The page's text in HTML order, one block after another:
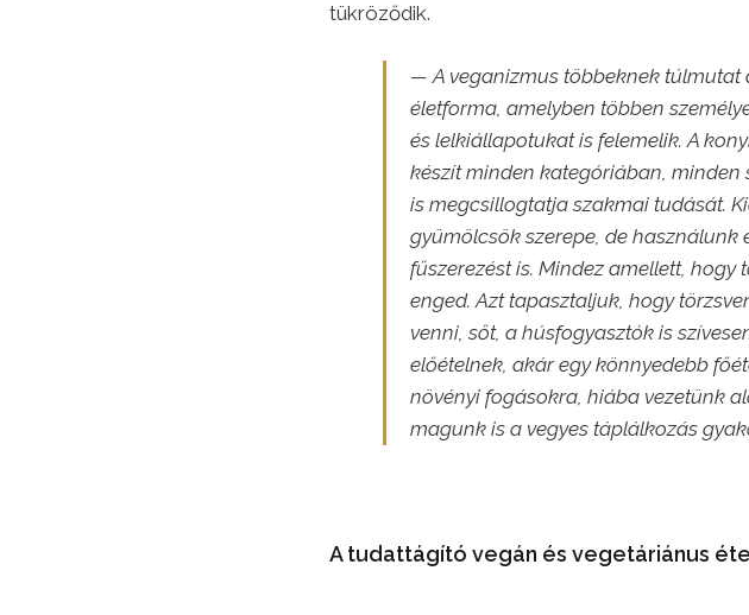
tükröződik.
— A veganizmus többeknek túlmutat
életforma, amelyben többen
és lelkiállapotukat is felemelik. A
készít minden kategóriában, minden
is megcsillogtatja szakmai tudását.
gyümölcsök szerepe, de
fűszerezést is. Mindez amellett,
enged. Azt tapasztaljuk, hogy
venni, sőt, a húsfogyasztók is
előételnek, akár egy könnyedebb
növényi fogásokra, hiába vezetünk
magunk is a vegyes táplálkozás
A tudattágító vegán és vegetáriánus